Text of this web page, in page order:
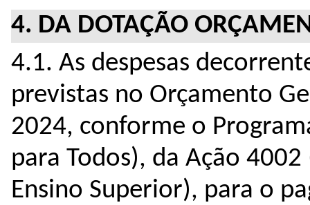
4. DA DOTAÇÃO
4.1. As despesas
2024, conforme o
para Todos), da Ação
Ensino Superior), para o